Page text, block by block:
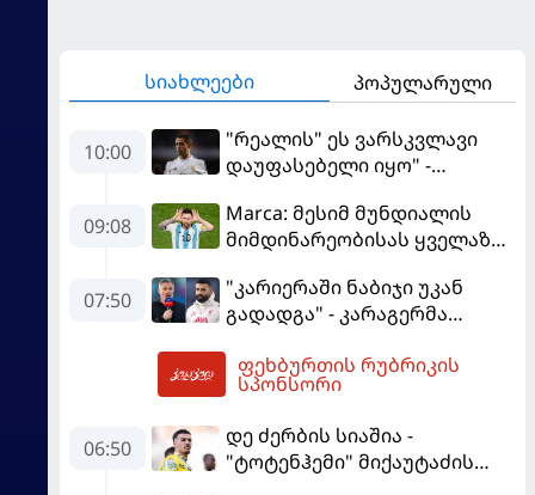
სიახლეები პოპულარული
10:00
"რეალის" ეს ვარსკვლავი
დაუფასებელი იყო" -
თანაგუნდელზე ისაუბრა
09:08
Marca: მესიმ მუნდიალის
მიმდინარეობისას ყველაზე
07:50
"კარიერაში ნაბიჯი უკან
გადადგა" - კარაგერმა
ფეხბურთის რუბრიკის
სპონსორი
06:50
დე ძერბის სიაშია -
"ტოტენჰემი" მიქაუტაძის